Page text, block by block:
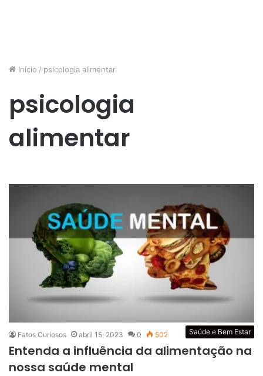
Início / psicologia alimentar
psicologia
alimentar
Saúde e Bem Estar
Fatos Curiosos abril 15, 2023 0 502
Entenda a influência da alimentação na
nossa saúde mental